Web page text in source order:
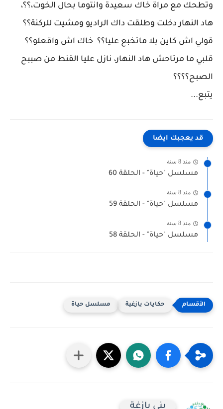
وتطحك مع مراة خاك سعيدة وانتوما بحال الخوت،؟؟،
هاد النهار دخلت وطلقت داك الراديو ومشيت للركنة؟؟
قولي اش كاين بلا ماتخبع عليا؟؟ خاك اش واقعلو؟؟
قلبي ما مرتاحش هاد النهار، نازل عليا القنط من صببح
الصبح؟؟؟؟
يتبع...
قد يعجبك ايضا
منذ 8 سنة
مسلسل "حياة" - الحلقة 60
منذ 8 سنة
مسلسل "حياة" - الحلقة 59
منذ 8 سنة
مسلسل "حياة" - الحلقة 58
حكايات يازغية مسلسل حياة
بني يازغة